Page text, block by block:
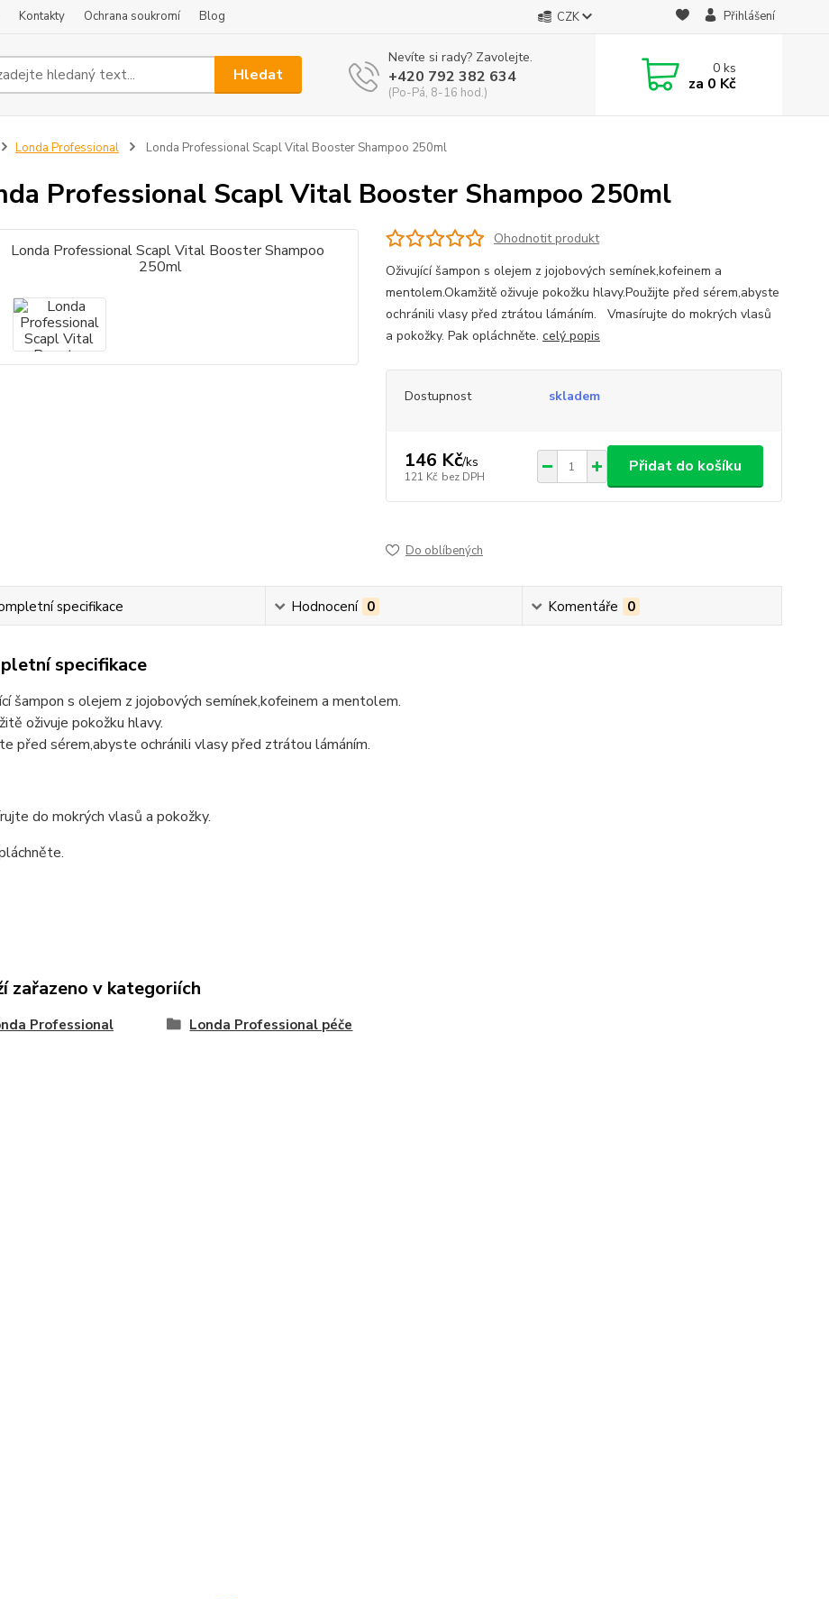
Kontakty Ochrana soukromí Blog CZK Přihlášení
Hledat
Nevíte si rady? Zavolejte.
+420 792 382 634
(Po-Pá, 8-16 hod.)
0ks
za 0 Kč
Londa Professional Londa Professional Scapl Vital Booster Shampoo 250ml
Professional Scapl Vital Booster Shampoo 250ml
Ohodnotit produkt
Oživující šampon s olejem z jojobových semínek,kofeinem a
mentolem.Okamžitě oživuje pokožku hlavy.Použijte před sérem,abyste
ochránili vlasy před ztrátou lámáním. Vmasírujte do mokrých vlasů
a pokožky. Pak opláchněte. celý popis
Dostupnost skladem
146 Kč/ks
121 Kč bez DPH
Přidat do košíku
Do oblíbených
specifikace Hodnocení 0 Komentáře 0
specifikace
šampon s olejem z jojobových semínek,kofeinem a mentolem.
oživuje pokožku hlavy.
před sérem,abyste ochránili vlasy před ztrátou lámáním.
do mokrých vlasů a pokožky.
zařazeno v kategoriích
Professional Londa Professional péče